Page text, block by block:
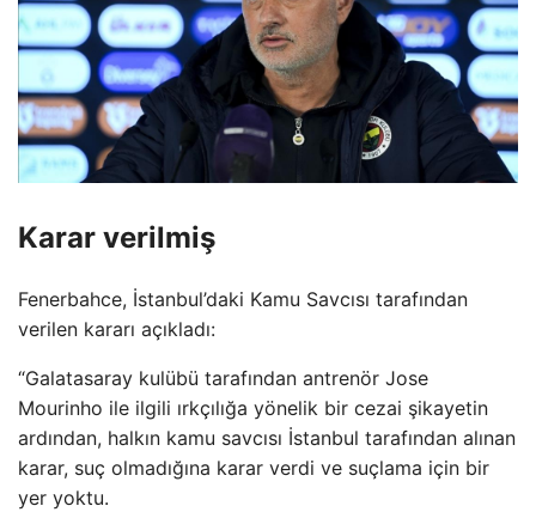
Karar verilmiş
Fenerbahce, İstanbul’daki Kamu Savcısı tarafından
verilen kararı açıkladı:
“Galatasaray kulübü tarafından antrenör Jose
Mourinho ile ilgili ırkçılığa yönelik bir cezai şikayetin
ardından, halkın kamu savcısı İstanbul tarafından alınan
karar, suç olmadığına karar verdi ve suçlama için bir
yer yoktu.